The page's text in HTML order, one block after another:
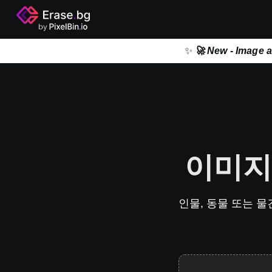
✨ 🚀 New - Image
이미
인물, 동물 또는